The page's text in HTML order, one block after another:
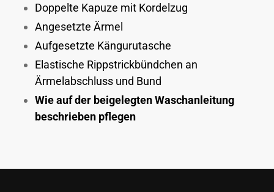
Doppelte Kapuze mit Kordelzug
Angesetzte Ärmel
Aufgesetzte Kängurutasche
Elastische Rippstrickbündchen an
Ärmelabschluss und Bund
Wie auf der beigelegten Waschanleitung
beschrieben pflegen